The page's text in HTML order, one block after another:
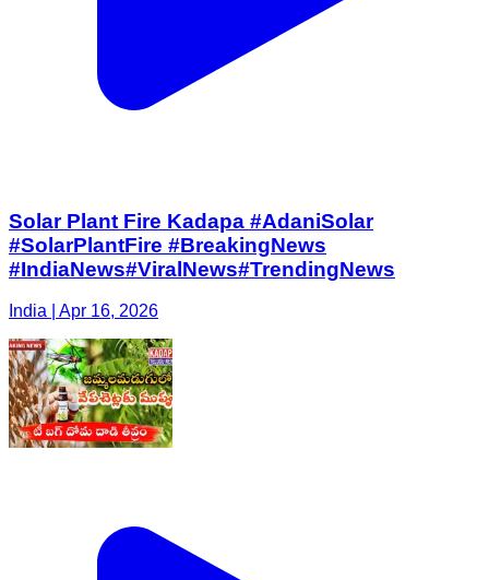
Solar Plant Fire Kadapa #AdaniSolar
#SolarPlantFire #BreakingNews
#IndiaNews#ViralNews#TrendingNews
India | Apr 16, 2026